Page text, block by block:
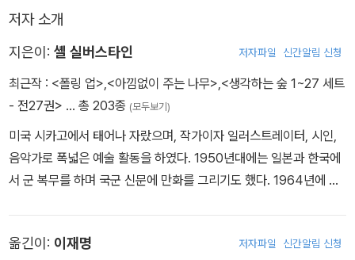
저자 소개
지은이: 셸 실버스타인 저자파일 신간알림 신청
최근작 : <폴링 업>,<아낌없이 주는 나무>,<생각하는 숲 1~27 세트
- 전27권> … 총 203종 (모두보기)
미국 시카고에서 태어나 자랐으며, 작가이자 일러스트레이터, 시인,
음악가로 폭넓은 예술 활동을 하였다. 1950년대에는 일본과 한국에
서 군 복무를 하며 국군 신문에 만화를 그리기도 했다. 1964년에 출
의 불빛』은 미국 학교도서관신문협회에서 선정하는 ‘최우수 작품’으
옮긴이: 이재명 저자파일 신간알림 신청